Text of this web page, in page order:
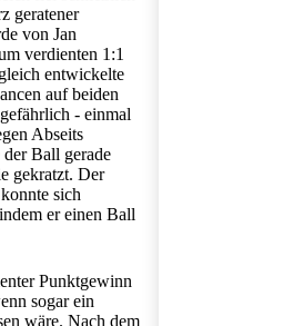
geratener
von Jan
verdienten 1:1
entwickelte
auf beiden
- einmal
Abseits
Ball gerade
gekratzt. Der
sich
er einen Ball
Punktgewinn
sogar ein
wäre. Nach dem